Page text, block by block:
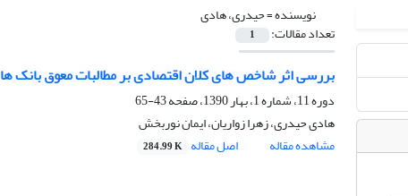
نویسنده =حیدری، هادی
تعداد مقالات: 1
بررسی اثر شاخص های کلان اقتصادی بر مطالبات معوق بانک ها
دوره 11، شماره 1، بهار 1390، صفحه
43-65
هادی حیدری، زهرا زواریان، ایمان نوربخش
مشاهده مقاله
اصل مقاله 284.99 K